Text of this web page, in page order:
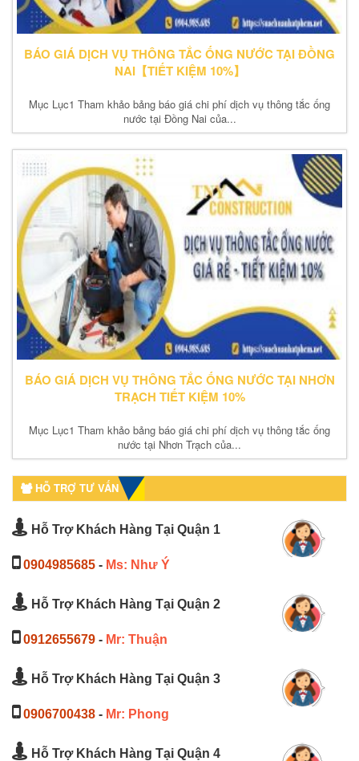
BÁO GIÁ DỊCH VỤ THÔNG TẮC ỐNG NƯỚC TẠI ĐỒNG
NAI【TIẾT KIỆM 10%】
Mục Lục1 Tham khảo bảng báo giá chi phí dịch vụ thông tắc ống
nước tại Đồng Nai của...
BÁO GIÁ DỊCH VỤ THÔNG TẮC ỐNG NƯỚC TẠI NHƠN
TRẠCH TIẾT KIỆM 10%
Mục Lục1 Tham khảo bảng báo giá chi phí dịch vụ thông tắc ống
nước tại Nhơn Trạch của...
HỖ TRỢ TƯ VẤN
Hỗ Trợ Khách Hàng Tại Quận 1
0904985685 - Ms: Như Ý
Hỗ Trợ Khách Hàng Tại Quận 2
0912655679 - Mr: Thuận
Hỗ Trợ Khách Hàng Tại Quận 3
0906700438 - Mr: Phong
Hỗ Trợ Khách Hàng Tại Quận 4